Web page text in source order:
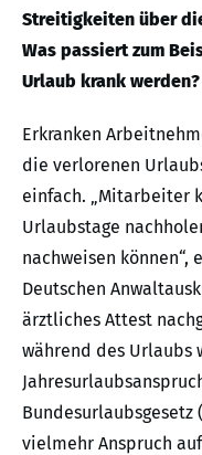
Streitigkeiten über
Was passiert zum
Urlaub krank werden?
Erkranken
die verlorenen
einfach. „Mitarbeiter
Urlaubstage
nachweisen können“,
Deutschen
ärztliches Attest
während des Urlaubs
Bundesurlaubsgesetz
vielmehr Anspruch